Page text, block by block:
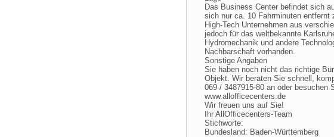
Das Business Center befindet sich
sich nur ca. 10 Fahrminuten entfernt
High-Tech Unternehmen aus
jedoch für das weltbekannte
Hydromechanik und andere
Nachbarschaft vorhanden.
Sonstige Angaben
Sie haben noch nicht das richtige
Objekt. Wir beraten Sie schnell,
069 / 3487915-80 an oder besuchen
www.allofficecenters.de
Wir freuen uns auf Sie!
Ihr AllOfficecenters-Team
Stichworte:
Bundesland: Baden-Württemberg